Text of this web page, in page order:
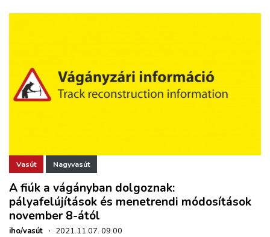
Vasút Nagyvasút
A fiúk a vágányban dolgoznak:
pályafelújítások és menetrendi módosítások
november 8-ától
iho/vasút · 2021.11.07. 09:00